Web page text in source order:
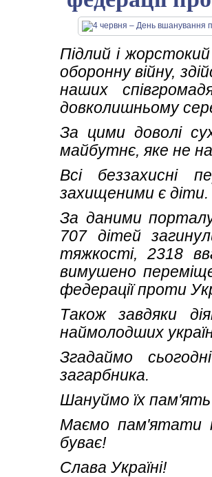
Підлий і
оборонну війну,
наших
довколишньому
За цими доволі
майбутнє, яке не
Всі беззахисні
захищеними є діти.
За даними
707 дітей
тяжкості, 2318
вимушено
федерації проти
Також завдяки
наймолодших
Згадаймо
загарбника.
Шануймо їх
Маємо пам'ятати
буває!
Слава Україні!